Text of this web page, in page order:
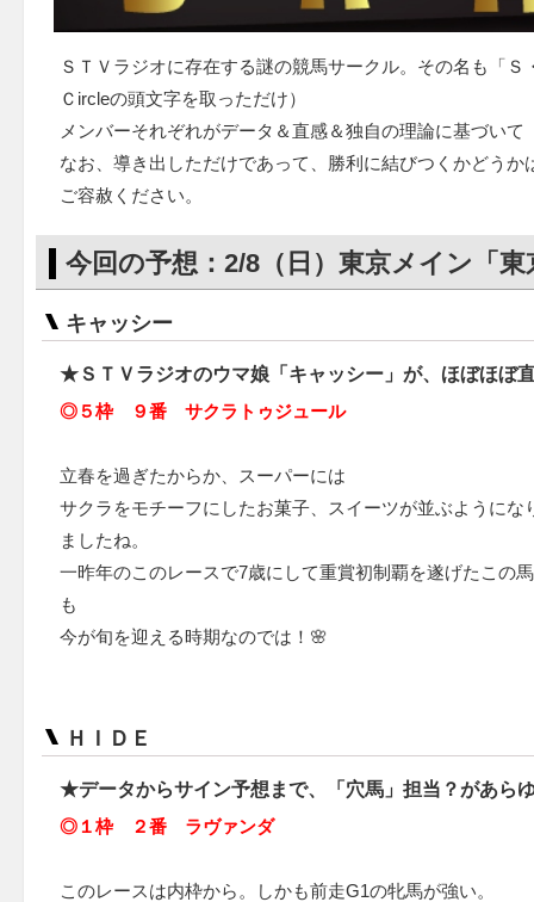
ＳＴＶラジオに存在する謎の競馬サークル。その名も「Ｓ
Ｃircleの頭文字を取っただけ）
メンバーそれぞれがデータ＆直感＆独自の理論に基づい
なお、導き出しただけであって、勝利に結びつくかどう
ご容赦ください。
今回の予想：2/8（日）東京メイン「
キャッシー
★ＳＴＶラジオのウマ娘「キャッシー」が、ほぼほぼ
◎５枠 ９番 サクラトゥジュール
立春を過ぎたからか、スーパーには
サクラをモチーフにしたお菓子、スイーツが並ぶようにな
ましたね。
一昨年のこのレースで7歳にして重賞初制覇を遂げたこの馬
も
今が旬を迎える時期なのでは！🌸
ＨＩＤＥ
★データからサイン予想まで、「穴馬」担当？があら
◎１枠 ２番 ラヴァンダ
このレースは内枠から。しかも前走G1の牝馬が強い。